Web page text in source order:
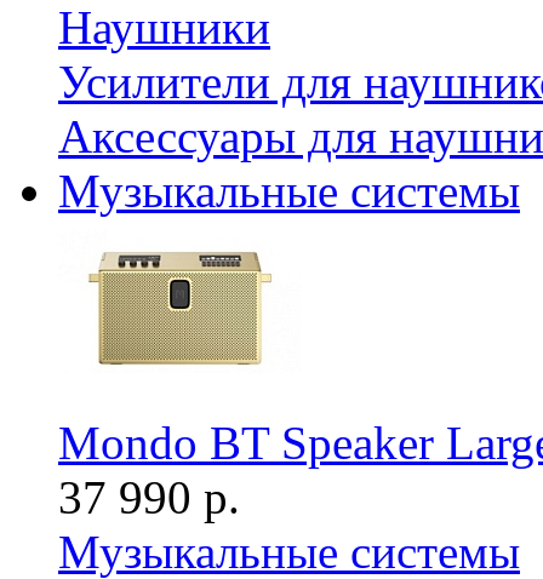
Наушники
Усилители для
Аксессуары для
Музыкальные системы
Mondo BT Speaker
37 990 р.
Музыкальные системы